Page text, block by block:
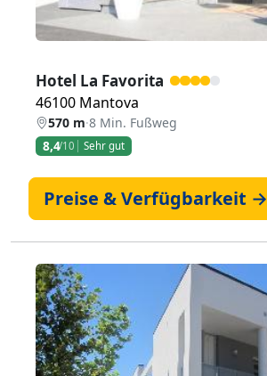
Hotel La Favorita
46100 Mantova
570 m·8 Min. Fußweg
8,4/10 Sehr gut
Preise & Verfügbarkeit →